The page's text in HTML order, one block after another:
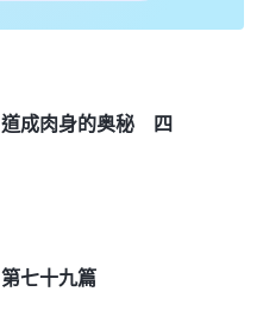
道成肉身的奥秘 四
第七十九篇